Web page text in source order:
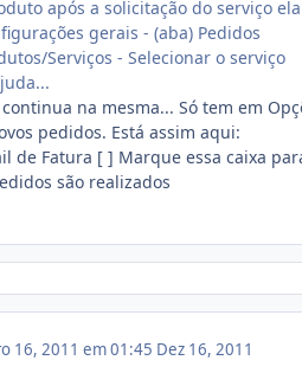
após a solicitação do serviço
gerais - (aba) Pedidos
Serviços - Selecionar o serviço
na mesma... Só tem em
pedidos. Está assim aqui:
de Fatura [ ] Marque essa caixa
são realizados
16, 2011 em 01:45 Dez 16, 2011